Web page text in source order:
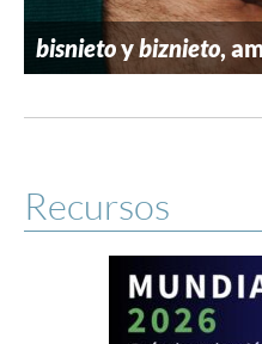
bisnietoybiznieto,
Recursos